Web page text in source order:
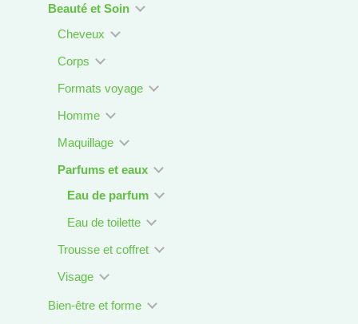
Beauté et Soin
Cheveux
Corps
Formats voyage
Homme
Maquillage
Parfums et eaux
Eau de parfum
Eau de toilette
Trousse et coffret
Visage
Bien-être et forme